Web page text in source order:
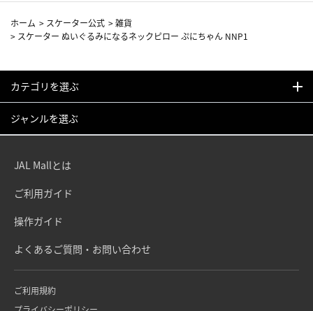
ホーム > スケーター公式 >雑貨
> スケーター ぬいぐるみになるネックピロー ぷにちゃん NNP1
カテゴリを選ぶ
ジャンルを選ぶ
JAL Mallとは
ご利用ガイド
操作ガイド
よくあるご質問・お問い合わせ
ご利用規約